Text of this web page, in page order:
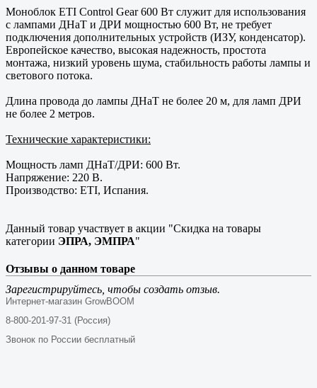
Моноблок ETI Control Gear 600 Вт служит для использования
с лампами ДНаТ и ДРИ мощностью 600 Вт, не требует
подключения дополнительных устройств (ИЗУ, конденсатор).
Европейское качество, высокая надежность, простота
монтажа, низкий уровень шума, стабильность работы лампы и
светового потока.
Длина провода до лампы ДНаТ не более 20 м, для ламп ДРИ
не более 2 метров.
Технические характеристики:
Мощность ламп ДНаТ/ДРИ: 600 Вт.
Напряжение: 220 В.
Производство: ETI, Испания.
Данный товар участвует в акции "Скидка на товары
категории ЭПРА, ЭМПРА"
Отзывы о данном товаре
Зарегистрируйтесь, чтобы создать отзыв.
Интернет-магазин GrowBOOM
8-800-201-97-31 (Россия)
Звонок по России бесплатный